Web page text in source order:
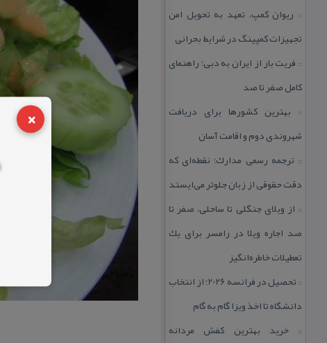
×
:: ریوان كمپ، تعهد به تحویل امن
تجهیزات كمپینگ در شرایط بحرانی
:: فریت بار از ایران به دبی؛ راهنمای
كامل صفر تا صد
:: بهترین كشورها برای دریافت
شهروندی دوم و اقامت آسان
:: ترجمه رسمی مدارك؛ نقطه‌ای كه
دقت حقوقی از زبان جلوتر می‌ایستد
:: از ویلای جنگلی تا ساحلی، صفر تا
صد اجاره ویلا در رامسر برای یك
تعطیلات خاطره‌انگیز
::
تحصیل در فرانسه 2026؛ از انتخاب
دانشگاه تا اخذ ویزا گام به گام
::خرید بهترین كفش مردانه